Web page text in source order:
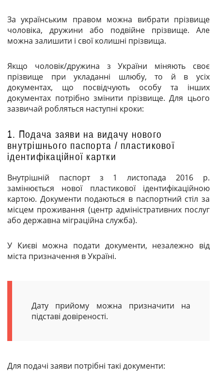
За українським правом можна вибрати прізвище
чоловіка, дружини або подвійне прізвище. Але
можна залишити і свої колишні прізвища.
Якщо чоловік/дружина з України міняють своє
прізвище при укладанні шлюбу, то й в усіх
документах, що посвідчують особу та інших
документах потрібно змінити прізвище. Для цього
зазвичай робляться наступні кроки:
1. Подача заяви на видачу нового
внутрішнього паспорта / пластикової
ідентифікаційної картки
Внутрішній паспорт з 1 листопада 2016 р.
замінюється нової пластикової ідентифікаційною
картою. Документи подаються в паспортний стіл за
місцем проживання (центр адміністративних послуг
або державна міграційна служба).
У Києві можна подати документи, незалежно від
міста призначення в Україні.
Дату прийому можна призначити на
підставі довіреності.
Для подачі заяви потрібні такі документи: